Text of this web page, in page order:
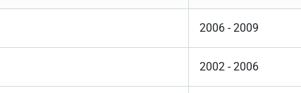
2006 - 2009
2002 - 2006